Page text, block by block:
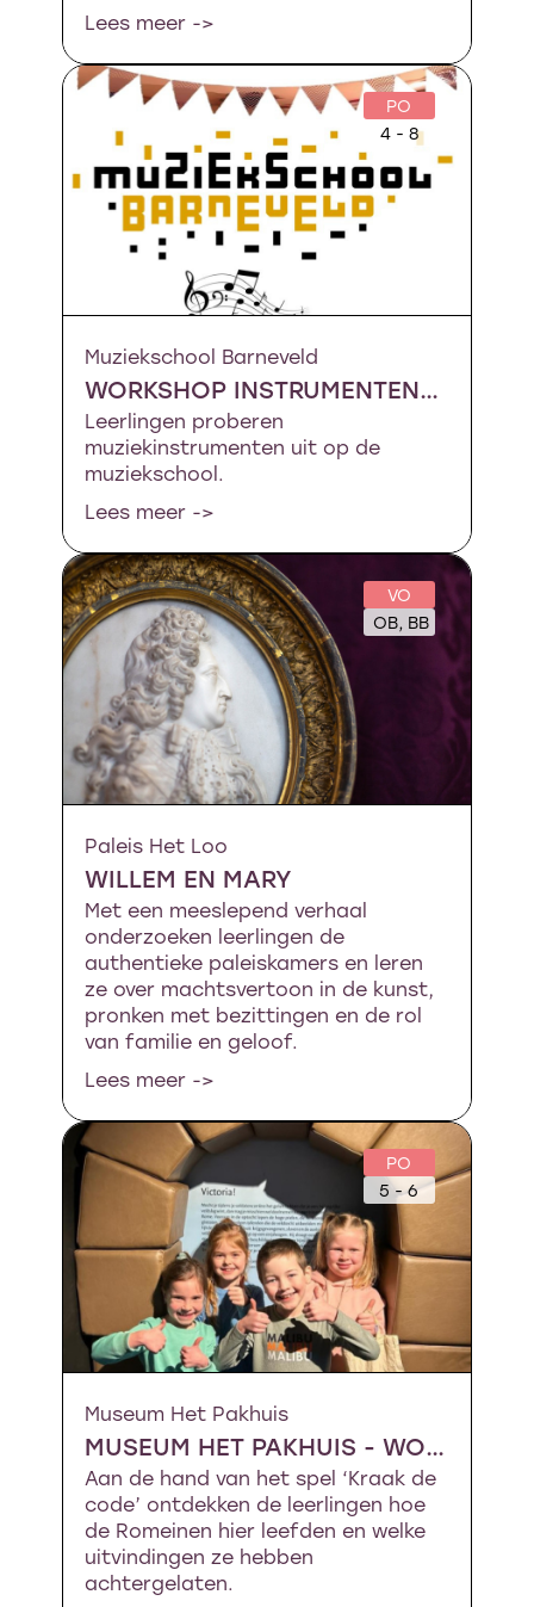
Lees meer ->
PO
4 - 8
Muziekschool Barneveld
WORKSHOP INSTRUMENTENCIRCUIT
Leerlingen proberen
muziekinstrumenten uit op de
muziekschool.
Lees meer ->
VO
OB, BB
Paleis Het Loo
WILLEM EN MARY
Met een meeslepend verhaal
onderzoeken leerlingen de
authentieke paleiskamers en leren
ze over machtsvertoon in de kunst,
pronken met bezittingen en de rol
van familie en geloof.
Lees meer ->
PO
5 - 6
Museum Het Pakhuis
MUSEUM HET PAKHUIS - WONEN IN EEN ROMEINS MARSKAMP
Aan de hand van het spel ‘Kraak de
code’ ontdekken de leerlingen hoe
de Romeinen hier leefden en welke
uitvindingen ze hebben
achtergelaten.